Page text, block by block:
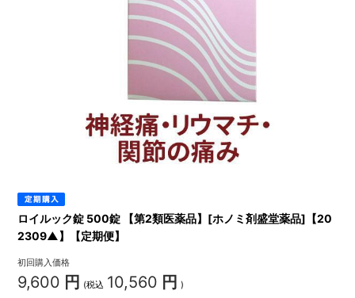
ロイルック錠 500錠 【第2類医薬品】[ホノミ剤盛堂薬品]【20
2309▲】【定期便】
初回購入価格
9,600 円 (税込 10,560 円 )